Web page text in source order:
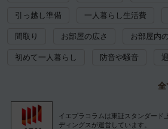
引っ越し準備 一人暮らし生活費
間取り お部屋の広さ お部屋内
初めて一人暮らし 防音や騒音
全
イエプラコラムは東証スタンダード
ディングスが運営しています。